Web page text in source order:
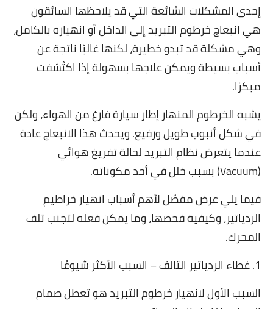
إحدى المشكلات الشائعة التي قد يلاحظها السائقون
هي انبعاج خرطوم التبريد إلى الداخل أو انهياره بالكامل،
وهي مشكلة قد تبدو خطيرة، لكنها غالبًا ناتجة عن
أسباب بسيطة ويمكن علاجها بسهولة إذا اكتُشفت
مبكرًا.
يشبه الخرطوم المنهار إطار سيارة فارغ من الهواء، ولكن
في شكل أنبوب طويل ورفيع. ويحدث هذا الانبعاج عادة
عندما يتعرض نظام التبريد لحالة تفريغ هوائي
(Vacuum) بسبب خلل في أحد مكوناته.
فيما يلي عرض مفصّل لأهم أسباب انهيار خراطيم
الردياتير، وكيفية فحصها، وما يمكن فعله لتجنب تلف
المحرك.
1. غطاء الردياتير التالف – السبب الأكثر شيوعًا
السبب الأول لانهيار خرطوم التبريد هو تعطل صمام